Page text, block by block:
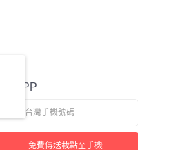
方APP
免費傳送載點至手機